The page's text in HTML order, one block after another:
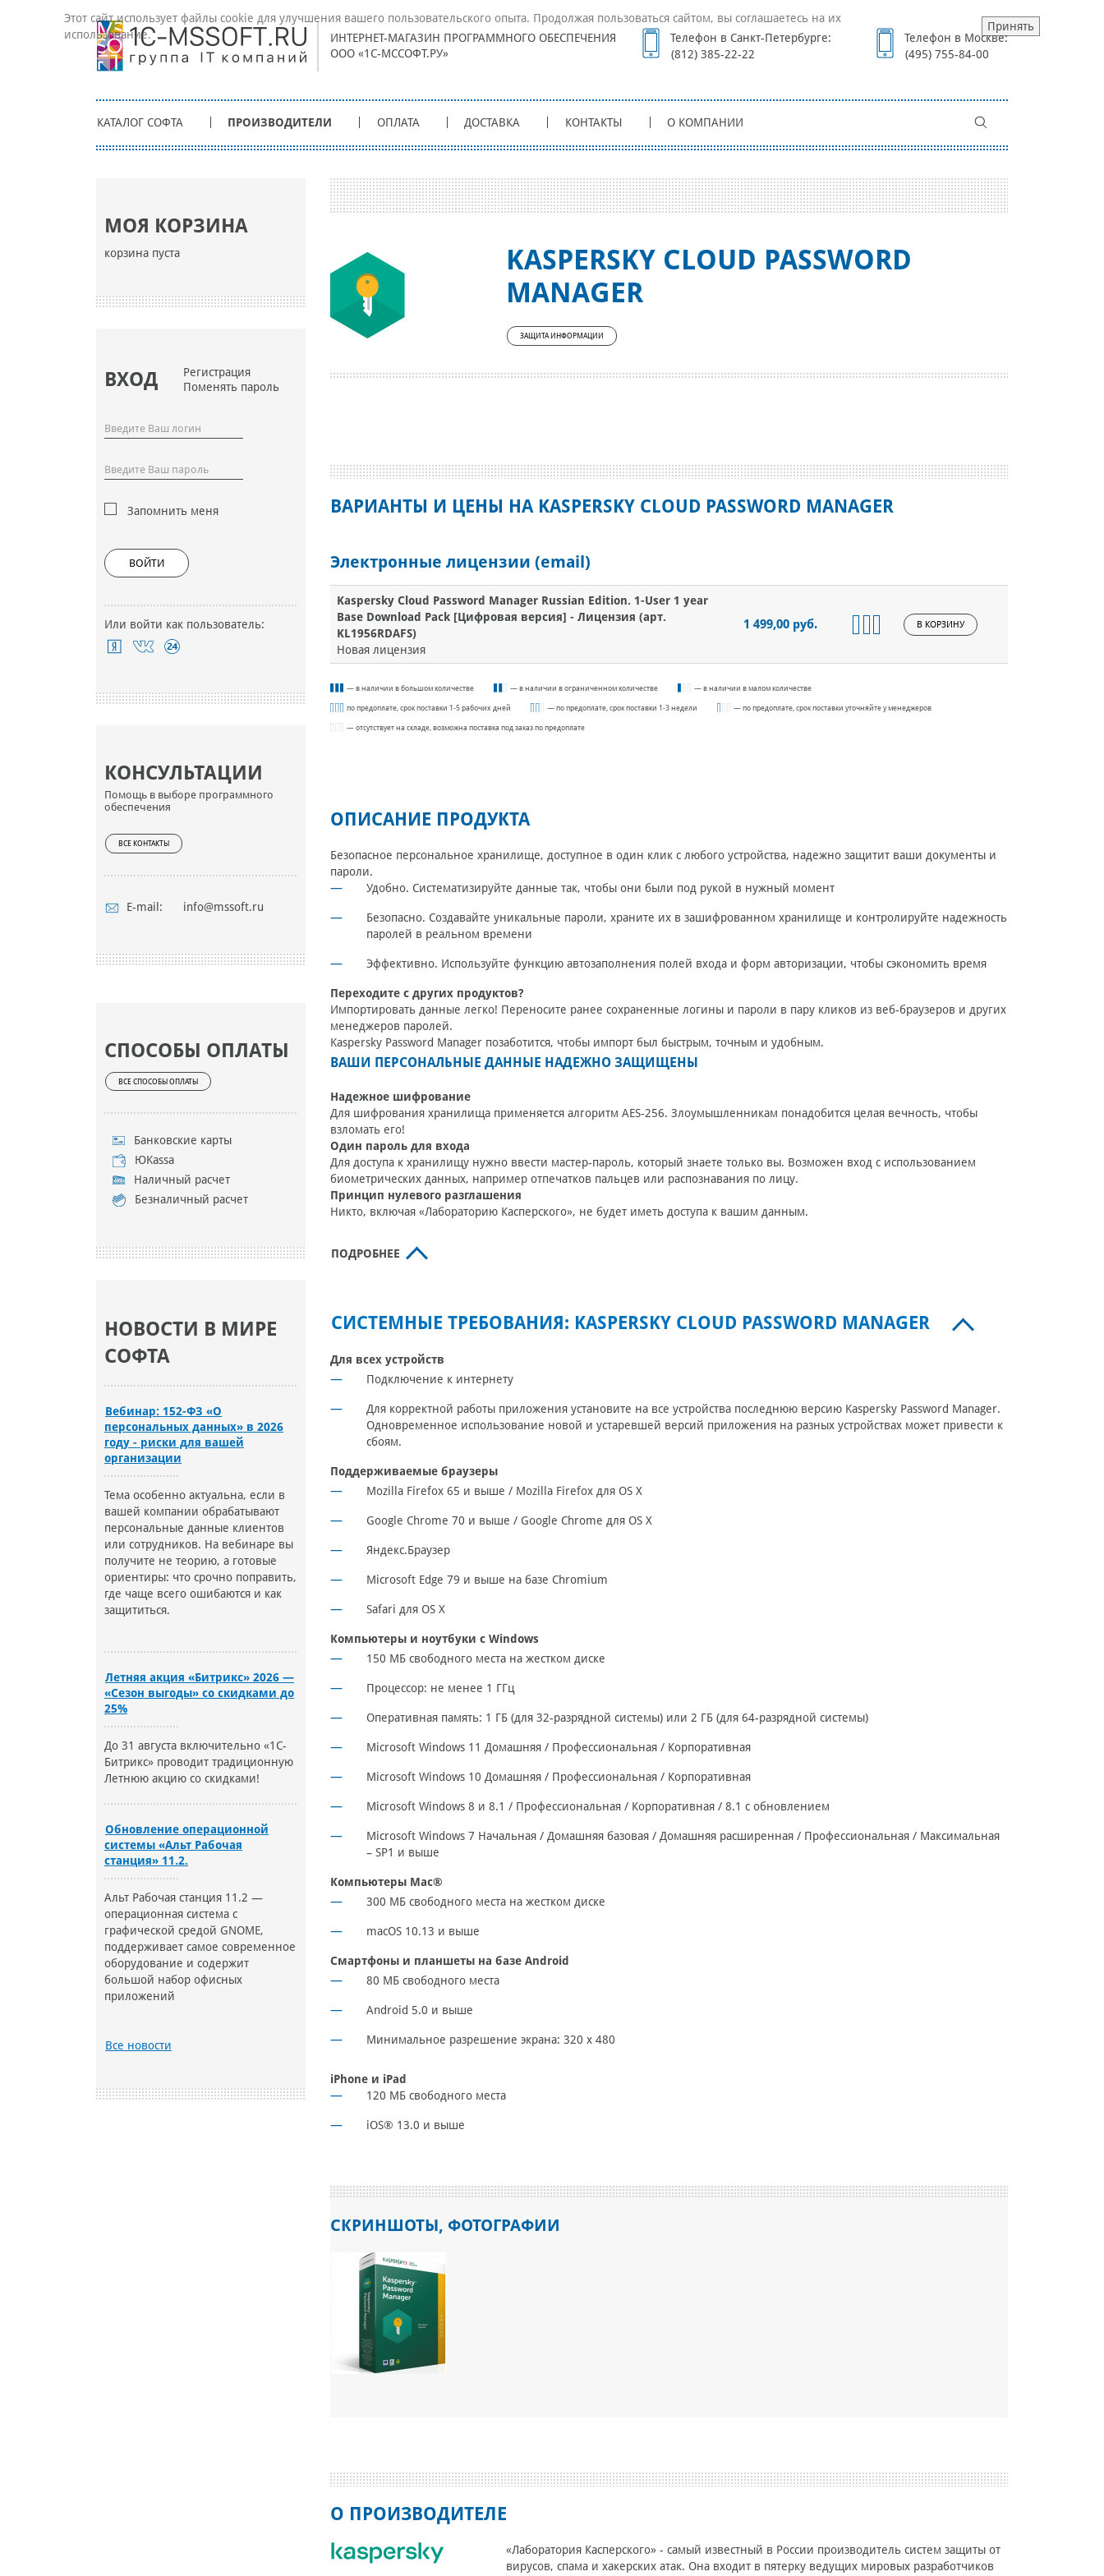
ИНТЕРНЕТ-МАГАЗИН ПРОГРАММНОГО ОБЕСПЕЧЕНИЯ
ООО «1С-МССОФТ.РУ»
Телефон в Санкт-Петербурге:
(812) 385-22-22
Телефон в Москве:
(495) 755-84-00
КАТАЛОГ СОФТА ПРОИЗВОДИТЕЛИ ОПЛАТА ДОСТАВКА КОНТАКТЫ О КОМПАНИИ
МОЯ КОРЗИНА
корзина пуста
ВХОД
Регистрация
Поменять пароль
Запомнить меня
ВОЙТИ
Или войти как пользователь:
КОНСУЛЬТАЦИИ
Помощь в выборе программного
обеспечения
ВСЕ КОНТАКТЫ
E-mail: info@mssoft.ru
СПОСОБЫ ОПЛАТЫ
ВСЕ СПОСОБЫ ОПЛАТЫ
Банковские карты
ЮKassa
Наличный расчет
Безналичный расчет
НОВОСТИ В МИРЕ
СОФТА
Вебинар: 152-ФЗ «О
персональных данных» в 2026
году - риски для вашей
организации
Тема особенно актуальна, если в
вашей компании обрабатывают
персональные данные клиентов
или сотрудников. На вебинаре вы
получите не теорию, а готовые
ориентиры: что срочно поправить,
где чаще всего ошибаются и как
защититься.
Летняя акция «Битрикс» 2026 —
«Сезон выгоды» со скидками до
25%
До 31 августа включительно «1С-
Битрикс» проводит традиционную
Летнюю акцию со скидками!
Обновление операционной
системы «Альт Рабочая
станция» 11.2.
Альт Рабочая станция 11.2 —
операционная система с
графической средой GNOME,
поддерживает самое современное
оборудование и содержит
большой набор офисных
приложений
Все новости
KASPERSKY CLOUD PASSWORD
MANAGER
ЗАЩИТА ИНФОРМАЦИИ
ВАРИАНТЫ И ЦЕНЫ НА KASPERSKY CLOUD PASSWORD MANAGER
Электронные лицензии (email)
Kaspersky Cloud Password Manager Russian Edition. 1-User 1 year
Base Download Pack [Цифровая версия] - Лицензия (арт.
KL1956RDAFS)
Новая лицензия
1 499,00 руб. В КОРЗИНУ
— в наличии в большом количестве — в наличии в ограниченном количестве — в наличии в малом количестве
по предоплате, срок поставки 1-5 рабочих дней — по предоплате, срок поставки 1-3 недели — по предоплате, срок поставки уточняйте у менеджеров
— отсутствует на складе, возможна поставка под заказ по предоплате
ОПИСАНИЕ ПРОДУКТА
Безопасное персональное хранилище, доступное в один клик с любого устройства, надежно защитит ваши документы и
пароли.
Удобно. Систематизируйте данные так, чтобы они были под рукой в нужный момент
Безопасно. Создавайте уникальные пароли, храните их в зашифрованном хранилище и контролируйте надежность
паролей в реальном времени
Эффективно. Используйте функцию автозаполнения полей входа и форм авторизации, чтобы сэкономить время
Переходите с других продуктов?
Импортировать данные легко! Переносите ранее сохраненные логины и пароли в пару кликов из веб-браузеров и других
менеджеров паролей.
Kaspersky Password Manager позаботится, чтобы импорт был быстрым, точным и удобным.
ВАШИ ПЕРСОНАЛЬНЫЕ ДАННЫЕ НАДЕЖНО ЗАЩИЩЕНЫ
Надежное шифрование
Для шифрования хранилища применяется алгоритм AES-256. Злоумышленникам понадобится целая вечность, чтобы
взломать его!
Один пароль для входа
Для доступа к хранилищу нужно ввести мастер-пароль, который знаете только вы. Возможен вход с использованием
биометрических данных, например отпечатков пальцев или распознавания по лицу.
Принцип нулевого разглашения
Никто, включая «Лабораторию Касперского», не будет иметь доступа к вашим данным.
ПОДРОБНЕЕ
СИСТЕМНЫЕ ТРЕБОВАНИЯ: KASPERSKY CLOUD PASSWORD MANAGER
Для всех устройств
Подключение к интернету
Для корректной работы приложения установите на все устройства последнюю версию Kaspersky Password Manager.
Одновременное использование новой и устаревшей версий приложения на разных устройствах может привести к
сбоям.
Поддерживаемые браузеры
Mozilla Firefox 65 и выше / Mozilla Firefox для OS X
Google Chrome 70 и выше / Google Chrome для OS X
Яндекс.Браузер
Microsoft Edge 79 и выше на базе Chromium
Safari для OS X
Компьютеры и ноутбуки с Windows
150 МБ свободного места на жестком диске
Процессор: не менее 1 ГГц
Оперативная память: 1 ГБ (для 32-разрядной системы) или 2 ГБ (для 64-разрядной системы)
Microsoft Windows 11 Домашняя / Профессиональная / Корпоративная
Microsoft Windows 10 Домашняя / Профессиональная / Корпоративная
Microsoft Windows 8 и 8.1 / Профессиональная / Корпоративная / 8.1 с обновлением
Microsoft Windows 7 Начальная / Домашняя базовая / Домашняя расширенная / Профессиональная / Максимальная
– SP1 и выше
Компьютеры Mac®
300 МБ свободного места на жестком диске
macOS 10.13 и выше
Смартфоны и планшеты на базе Android
80 МБ свободного места
Android 5.0 и выше
Минимальное разрешение экрана: 320 x 480
iPhone и iPad
120 МБ свободного места
iOS® 13.0 и выше
СКРИНШОТЫ, ФОТОГРАФИИ
О ПРОИЗВОДИТЕЛЕ
«Лаборатория Касперского» - самый известный в России производитель систем защиты от
вирусов, спама и хакерских атак. Она входит в пятерку ведущих мировых разработчиков
Этот сайт использует файлы cookie для улучшения вашего пользовательского опыта. Продолжая пользоваться сайтом, вы соглашаетесь на их
использование.
Принять